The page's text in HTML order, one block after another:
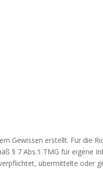
Gewissen erstellt. Für die
§ 7 Abs.1 TMG für eigene
übermittelte oder